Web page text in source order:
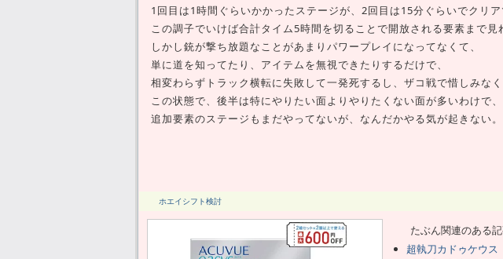
1回目は1時間ぐらいかかったステージが、2回目は15分ぐらいでクリア
この調子でいけば合計タイム5時間を切ることで開放される要素まで見
しかし銃が撃ち放題なことがあまりパワープレイになってなくて、
単に道を知ってたり、アイテムを無視できたりするだけで、
相変わらずトラック横転に失敗して一発死するし、ザコ戦で惜しみな
この状態で、後半は特にやりたい面よりやりたくない面が多いわけで
追加要素のステージもまだやってないが、なんだかやる気が起きない。
ホエイシフト検討
たぶん関連のある記
超執刀カドゥケウス